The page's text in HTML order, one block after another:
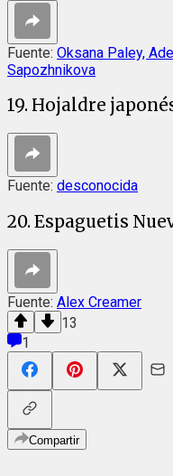
Fuente: Oksana Paley,
Sapozhnikova
19. Hojaldre
Fuente: desconocida
20. Espaguetis
Fuente: Alex Creamer
13
1
Compartir